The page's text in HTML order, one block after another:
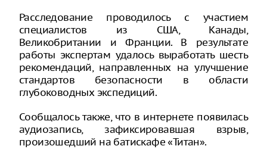
Расследование проводилось с участием
специалистов из США, Канады,
Великобритании и Франции. В результате
работы экспертам удалось выработать шесть
рекомендаций, направленных на улучшение
стандартов безопасности в области
глубоководных экспедиций.
Сообщалось также, что в интернете появилась
аудиозапись, зафиксировавшая взрыв,
произошедший на батискафе «Титан».